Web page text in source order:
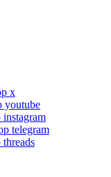
x
youtube
instagram
telegram